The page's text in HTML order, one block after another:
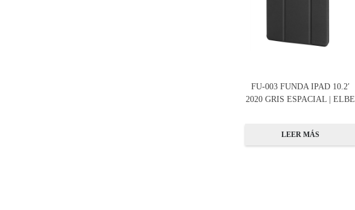
FU-003 FUNDA IPAD 10.2′
2020 GRIS ESPACIAL | ELBE
LEER MÁS